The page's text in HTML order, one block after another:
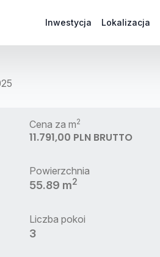
Inwestycja Lokalizacja
Cena za m2
11.791,00 PLN BRUTTO
Powierzchnia
55.89 m2
Liczba pokoi
3